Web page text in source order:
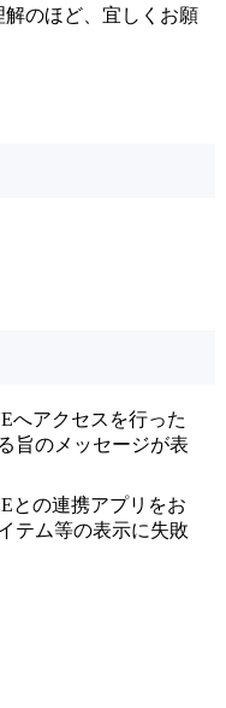
のほど、宜しくお願
へアクセスを行った
旨のメッセージが表
との連携アプリをお
テム等の表示に失敗